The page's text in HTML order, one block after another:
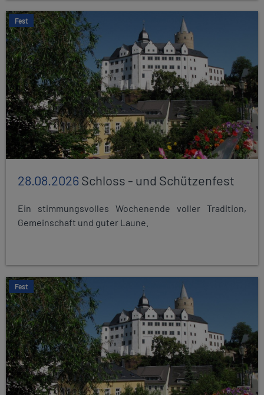
Fest
28.08.2026Schloss - und Schützenfest
Ein stimmungsvolles Wochenende voller Tradition,
Gemeinschaft und guter Laune.
Fest